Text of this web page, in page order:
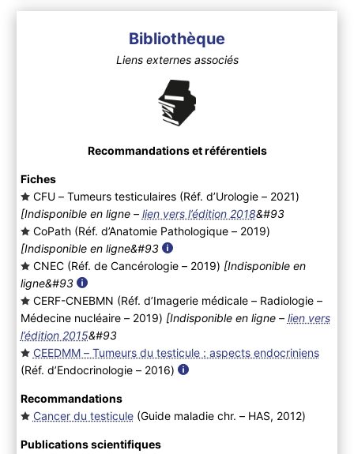
Bibliothèque
Liens externes associés
Recommandations et référentiels
Fiches
CFU – Tumeurs testiculaires (Réf. d’Urologie – 2021)
[Indisponible en ligne – lien vers l’édition 2018&#93
CoPath (Réf. d’Anatomie Pathologique – 2019)
[Indisponible en ligne&#93
CNEC (Réf. de Cancérologie – 2019) [Indisponible en
ligne&#93
CERF-CNEBMN (Réf. d’Imagerie médicale – Radiologie –
Médecine nucléaire – 2019) [Indisponible en ligne – lien vers
l’édition 2015&#93
CEEDMM – Tumeurs du testicule : aspects endocriniens
(Réf. d’Endocrinologie – 2016)
Recommandations
Cancer du testicule(Guide maladie chr. – HAS, 2012)
Publications scientifiques